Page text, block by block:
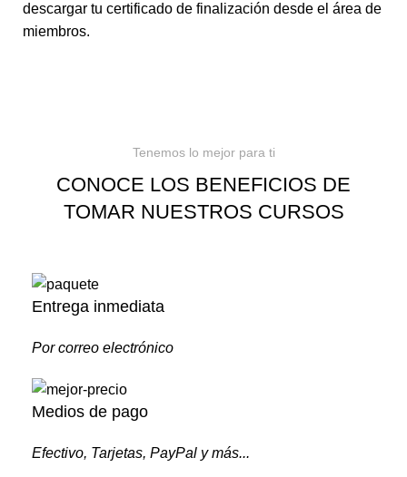
descargar tu certificado de finalización desde el área de
miembros.
Tenemos lo mejor para ti
CONOCE LOS BENEFICIOS DE
TOMAR NUESTROS CURSOS
Entrega inmediata
Por correo electrónico
Medios de pago
Efectivo, Tarjetas, PayPal y más...